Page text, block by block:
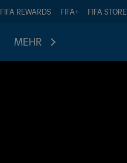
FIFA REWARDS FIFA+ FIFA STORE
MEHR